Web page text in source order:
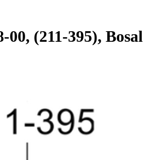
(211-395), Bosal